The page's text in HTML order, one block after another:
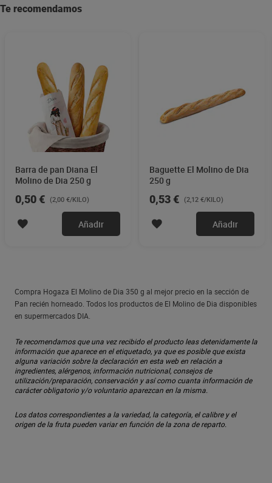
Te recomendamos
Barra de pan Diana El
Molino de Dia 250 g
0,50 € (2,00 €/KILO)
Añadir
Baguette El Molino de Dia
250 g
0,53 € (2,12 €/KILO)
Añadir
Compra Hogaza El Molino de Dia 350 g al mejor precio en la sección de
Pan recién horneado. Todos los productos de El Molino de Dia disponibles
en supermercados DIA.
Te recomendamos que una vez recibido el producto leas detenidamente la
información que aparece en el etiquetado, ya que es posible que exista
alguna variación sobre la declaración en esta web en relación a
ingredientes, alérgenos, información nutricional, consejos de
utilización/preparación, conservación y así como cuanta información de
carácter obligatorio y/o voluntario aparezcan en la misma.
Los datos correspondientes a la variedad, la categoría, el calibre y el
origen de la fruta pueden variar en función de la zona de reparto.